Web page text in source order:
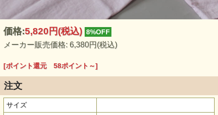
価格:5,820円(税込) 8%OFF
メーカー販売価格: 6,380円(税込)
[ポイント還元 58ポイント～]
注文
サイズ